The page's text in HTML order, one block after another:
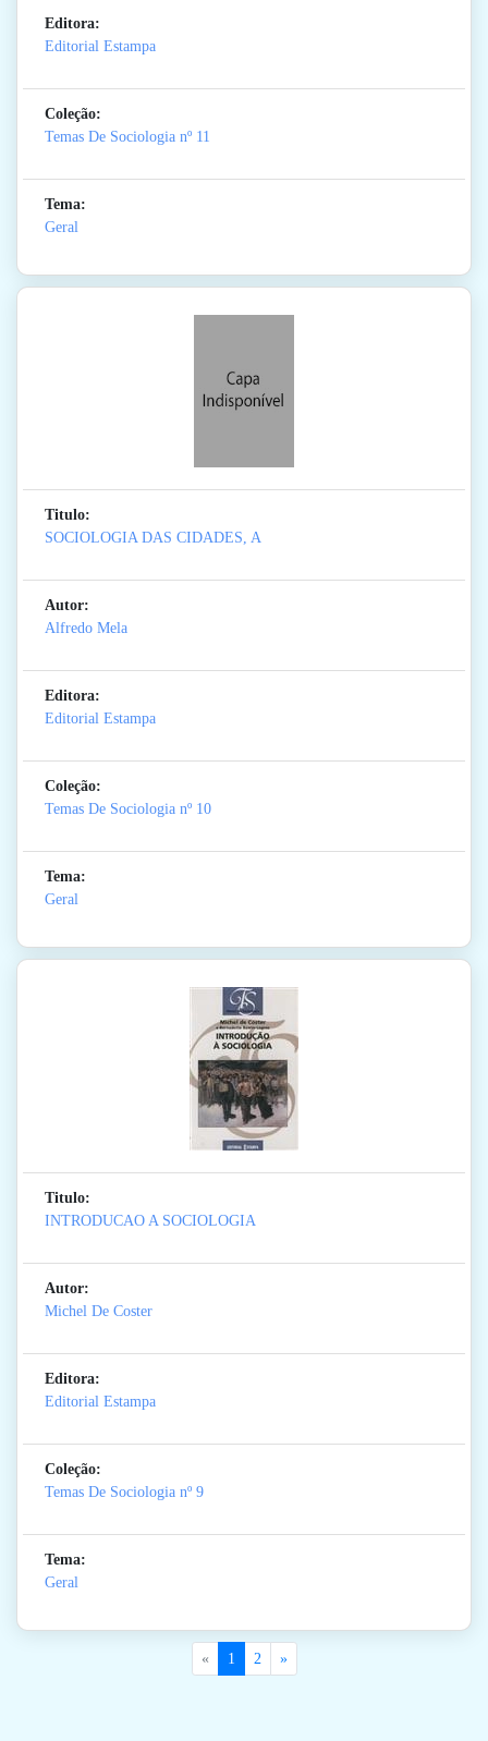
Editora:
Editorial Estampa
Coleção:
Temas De Sociologia nº 11
Tema:
Geral
Titulo:
SOCIOLOGIA DAS CIDADES, A
Autor:
Alfredo Mela
Editora:
Editorial Estampa
Coleção:
Temas De Sociologia nº 10
Tema:
Geral
Titulo:
INTRODUCAO A SOCIOLOGIA
Autor:
Michel De Coster
Editora:
Editorial Estampa
Coleção:
Temas De Sociologia nº 9
Tema:
Geral
« 1 2 »